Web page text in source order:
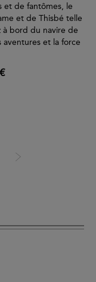
et de fantômes, le
et de Thisbé telle
à bord du navire de
et la force